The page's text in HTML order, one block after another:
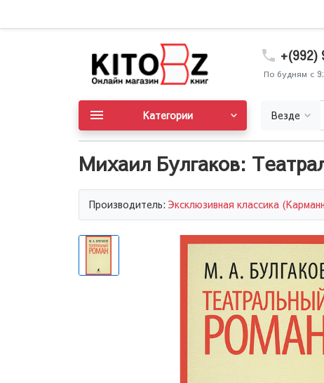
+(992)
По будням с
Везде
Категории
Михаил Булгаков:
Производитель: Эксклюзивная классика